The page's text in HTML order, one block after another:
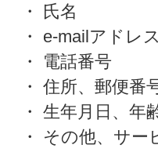
・ 氏名
・ e-mailアドレ
・ 電話番号
・ 住所、郵便番
・ 生年月日、年
・ その他、サ